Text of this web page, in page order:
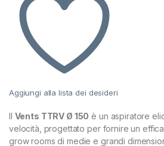
Aggiungi alla lista dei desideri
Il Vents TTRV Ø 150 è un aspiratore
velocità, progettato per fornire un
grow rooms di medie e grandi